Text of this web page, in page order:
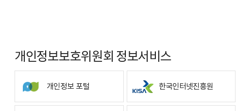
개인정보보호위원회 정보서비스
개인정보 포털 한국인터넷진흥원